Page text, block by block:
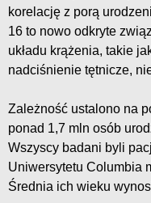
korelację z porą
16 to nowo odkryte
układu krążenia, takie
nadciśnienie tętnicze,
Zależność ustalono na
ponad 1,7 mln osób
Wszyscy badani byli
Uniwersytetu Columbia
Średnia ich wieku